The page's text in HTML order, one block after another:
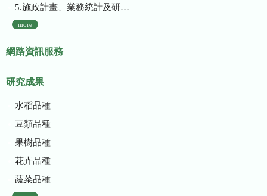
5.施政計畫、業務統計及研究報告
more
網路資訊服務
研究成果
水稻品種
豆類品種
果樹品種
花卉品種
蔬菜品種